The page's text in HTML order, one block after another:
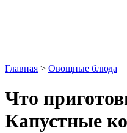
Главная > Овощные блюда
Что
Капустные